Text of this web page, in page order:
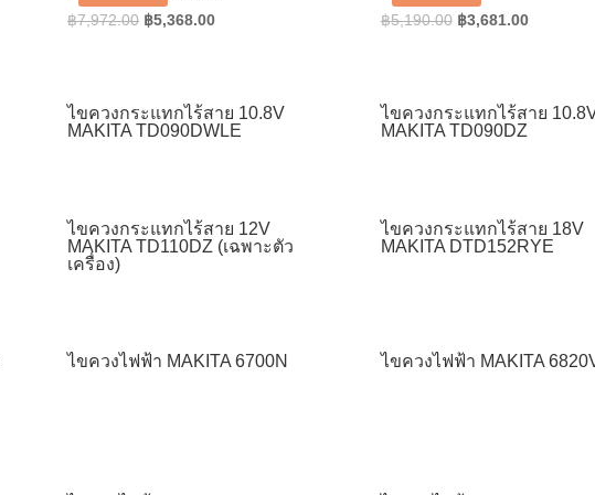
฿7,972.00 Original
฿5,368.00Current
฿5,190.00 Original
฿3,681.00Current
ไขควงกระแทกไร้สาย 10.8V
MAKITA TD090DWLE
ไขควงกระแทกไร้สาย
MAKITA TD090DZ
ไขควงกระแทกไร้สาย 12V
MAKITA TD110DZ (เฉพาะตัว
เครื่อง)
ไขควงกระแทกไร้สาย 18V
MAKITA DTD152RYE
ไขควงไฟฟ้า MAKITA 6700N ไขควงไฟฟ้า MAKITA